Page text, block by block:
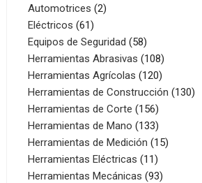
productos
Automotrices 22
Eléctricos 6161
productos
Equipos de Seguridad 5858
productos
Herramientas Abrasivas 108108
productos
Herramientas Agrícolas 120120
productos
Herramientas de Construcción 130130
Herramientas de Corte 156156
productos
Herramientas de Mano 133133
productos
Herramientas de Medición 1515
Herramientas Eléctricas 1111
productos
Herramientas Mecánicas 9393